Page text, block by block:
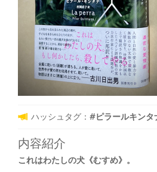
ハッシュタグ： #ピラールキン
内容紹介
これはわたしの犬《むすめ》。